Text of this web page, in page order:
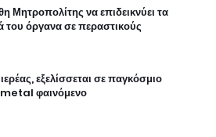
Μητροπολίτης να επιδεικνύει τα
του όργανα σε περαστικούς
εξελίσσεται σε παγκόσμιο
φαινόμενο